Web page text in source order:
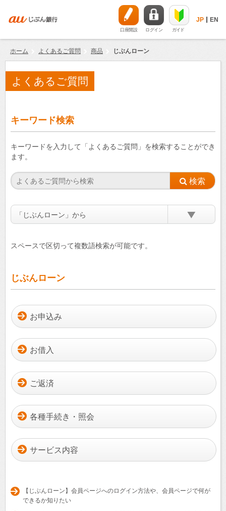
口座開設 ログイン ガイド
JP EN
ホーム よくあるご質問 商品 じぶんローン
よくあるご質問
キーワード検索
キーワードを入力して「よくあるご質問」を検索することができ
ます。
「じぶんローン」から
スペースで区切って複数語検索が可能です。
じぶんローン
お申込み
お借入
ご返済
各種手続き・照会
サービス内容
【じぶんローン】会員ページへのログイン方法や、会員ページで何が
できるか知りたい